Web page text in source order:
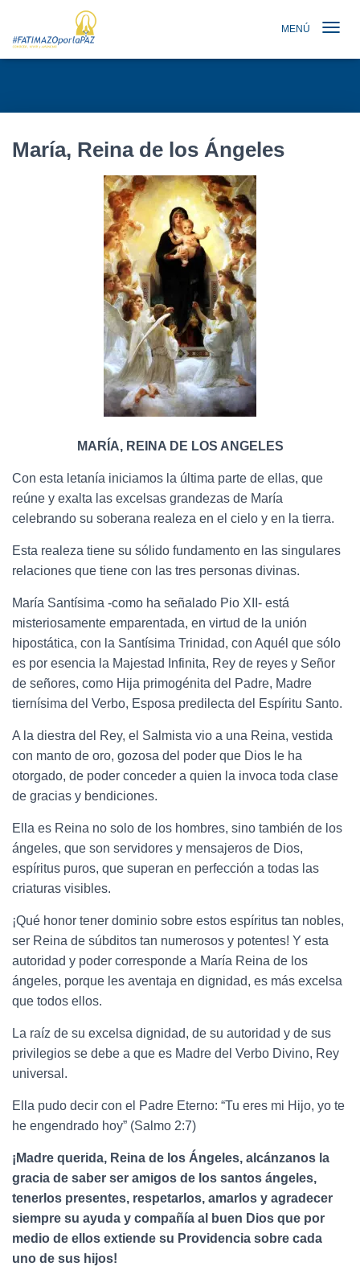
MENÚ
María, Reina de los Ángeles
MAR A, REINA DE LOS ANGELES
Con esta letanía iniciamos la ú ltima parte de ellas, que
reúne y exalta las excelsas grandezas de María
celebrando su soberana realeza en el cielo y en la tierra.
Esta realeza tiene su só lido fundamento en las singulares
relaciones que tiene con las tres personas divinas.
María Santísima -como ha señalado Pio XII- está
misteriosamente emparentada, en virtud de la unión
hipostática, con la Santísima Trinidad, con Aqué l que só lo
es por esencia la Majestad Infinita, Rey de reyes y Señor
de señores, como Hija primogénita del Padre, Madre
tiernísima del Verbo, Esposa predilecta del Espíritu Santo.
A la diestra del Rey, el Salmista vio a una Reina, vestida
con manto de oro, gozosa del poder que Dios le ha
otorgado, de poder conceder a quien la invoca toda clase
de gracias y bendiciones.
Ella es Reina no solo de los hombres, sino también de los
ángeles, que son servidores y mensajeros de Dios,
espíritus puros, que superan en perfección a todas las
criaturas visibles.
¡Qué honor tener dominio sobre estos espíritus tan nobles,
ser Reina de súbditos tan numerosos y potentes! Y esta
autoridad y poder corresponde a María Reina de los
ángeles, porque les aventaja en dignidad, es más excelsa
que todos ellos.
La raíz de su excelsa dignidad, de su autoridad y de sus
privilegios se debe a que es Madre del Verbo Divino, Rey
universal.
Ella pudo decir con el Padre Eterno: “Tu eres mi Hijo, yo te
he engendrado hoy” (Salmo 2:7)
¡ Madre querida, Reina de los Ángeles, alcánzanos la
gracia de saber ser amigos de los santos ángeles,
tenerlos presentes, respetarlos, amarlos y agradecer
siempre su ayuda y compañía al buen Dios que por
medio de ellos extiende su Providencia sobre cada
uno de sus hijos!